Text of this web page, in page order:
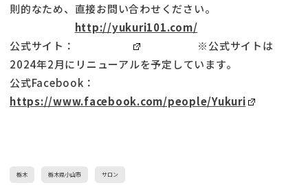
則的なため、直接お問い合わせください。
公式サイト：
http://yukuri101.com/
※公式サイトは
2024年2月にリニューアルを予定しています。
公式Facebook：
https://www.facebook.com/people/Yukuri
栃木 栃木県小山市 サロン